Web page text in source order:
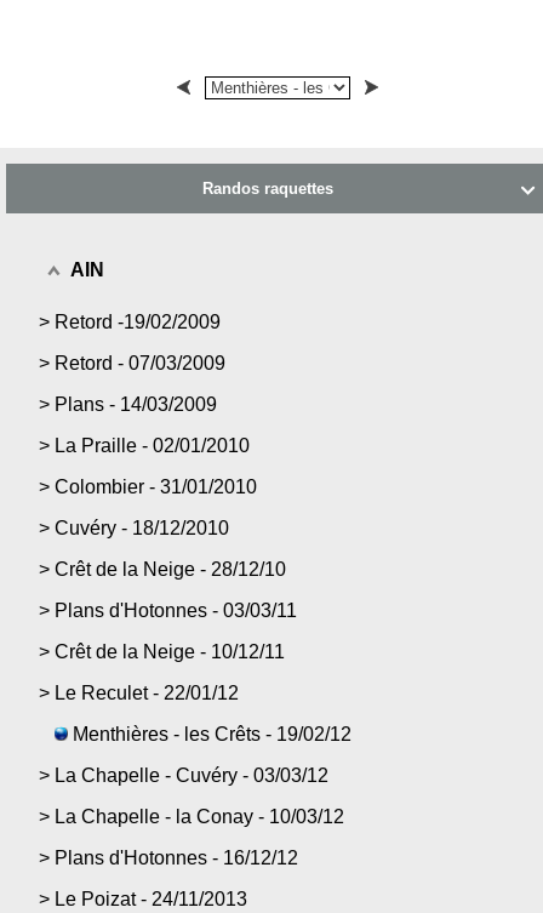

Randos raquettes
AIN
> Retord -19/02/2009
> Retord - 07/03/2009
> Plans - 14/03/2009
> La Praille - 02/01/2010
> Colombier - 31/01/2010
> Cuvéry - 18/12/2010
> Crêt de la Neige - 28/12/10
> Plans d'Hotonnes - 03/03/11
> Crêt de la Neige - 10/12/11
> Le Reculet - 22/01/12
Menthières - les Crêts - 19/02/12
> La Chapelle - Cuvéry - 03/03/12
> La Chapelle - la Conay - 10/03/12
> Plans d'Hotonnes - 16/12/12
> Le Poizat - 24/11/2013